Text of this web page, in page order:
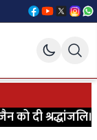
दी श्रद्धांजलि। |